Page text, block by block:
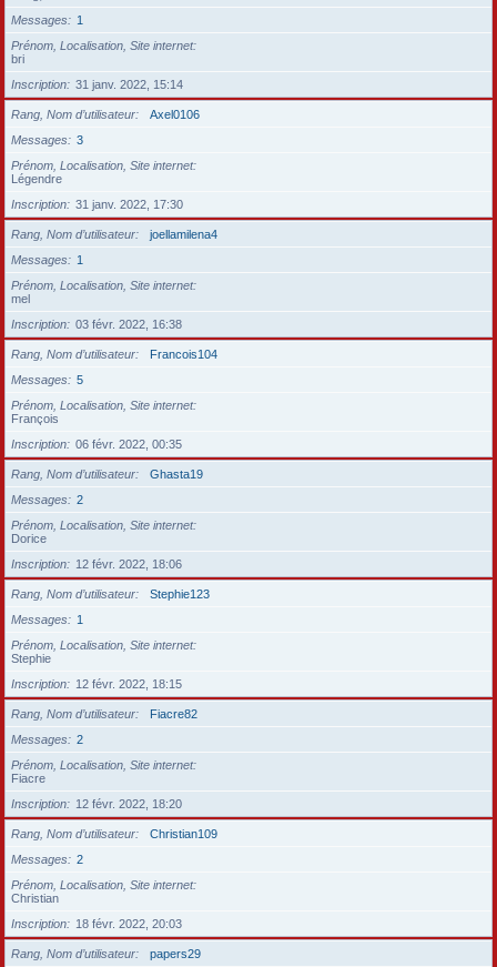
Messages
1
Prénom, Localisation, Site internet
bri
Inscription
31 janv. 2022, 15:14
Rang, Nom d’utilisateur
Axel0106
Messages
3
Prénom, Localisation, Site internet
Légendre
Inscription
31 janv. 2022, 17:30
Rang, Nom d’utilisateur
joellamilena4
Messages
1
Prénom, Localisation, Site internet
mel
Inscription
03 févr. 2022, 16:38
Rang, Nom d’utilisateur
Francois104
Messages
5
Prénom, Localisation, Site internet
François
Inscription
06 févr. 2022, 00:35
Rang, Nom d’utilisateur
Ghasta19
Messages
2
Prénom, Localisation, Site internet
Dorice
Inscription
12 févr. 2022, 18:06
Rang, Nom d’utilisateur
Stephie123
Messages
1
Prénom, Localisation, Site internet
Stephie
Inscription
12 févr. 2022, 18:15
Rang, Nom d’utilisateur
Fiacre82
Messages
2
Prénom, Localisation, Site internet
Fiacre
Inscription
12 févr. 2022, 18:20
Rang, Nom d’utilisateur
Christian109
Messages
2
Prénom, Localisation, Site internet
Christian
Inscription
18 févr. 2022, 20:03
Rang, Nom d’utilisateur
papers29